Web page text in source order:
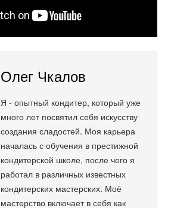
Олег Чкалов
Я - опытный кондитер, который уже
много лет посвятил себя искусству
создания сладостей. Моя карьера
началась с обучения в престижной
кондитерской школе, после чего я
работал в различных известных
кондитерских мастерских. Моё
мастерство включает в себя как